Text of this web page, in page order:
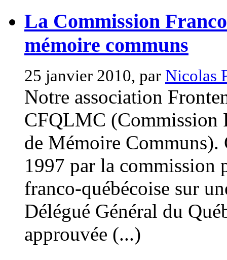
La Commission
mémoire communs
25 janvier 2010, par Nicolas
Notre association
CFQLMC (Commission
de Mémoire Communs).
1997 par la commission
franco-québécoise sur
Délégué Général du
approuvée (...)